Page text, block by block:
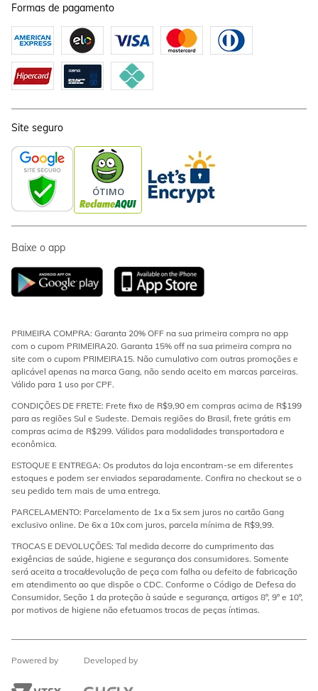
Formas de pagamento
Site seguro
Baixe o app
PRIMEIRA COMPRA: Garanta 20% OFF na sua primeira compra no app
com o cupom PRIMEIRA20. Garanta 15% off na sua primeira compra no
site com o cupom PRIMEIRA15. Não cumulativo com outras promoções e
aplicável apenas na marca Gang, não sendo aceito em marcas parceiras.
Válido para 1 uso por CPF.
CONDIÇÕES DE FRETE: Frete fixo de R$9,90 em compras acima de R$199
para as regiões Sul e Sudeste. Demais regiões do Brasil, frete grátis em
compras acima de R$299. Válidos para modalidades transportadora e
econômica.
ESTOQUE E ENTREGA: Os produtos da loja encontram-se em diferentes
estoques e podem ser enviados separadamente. Confira no checkout se o
seu pedido tem mais de uma entrega.
PARCELAMENTO: Parcelamento de 1x a 5x sem juros no cartão Gang
exclusivo online. De 6x a 10x com juros, parcela mínima de R$9,99.
TROCAS E DEVOLUÇÕES: Tal medida decorre do cumprimento das
exigências de saúde, higiene e segurança dos consumidores. Somente
será aceita a troca/devolução de peça com falha ou defeito de fabricação
em atendimento ao que dispõe o CDC. Conforme o Código de Defesa do
Consumidor, Seção 1 da proteção à saúde e segurança, artigos 8º, 9º e 10º,
por motivos de higiene não efetuamos trocas de peças íntimas.
Powered by Developed by